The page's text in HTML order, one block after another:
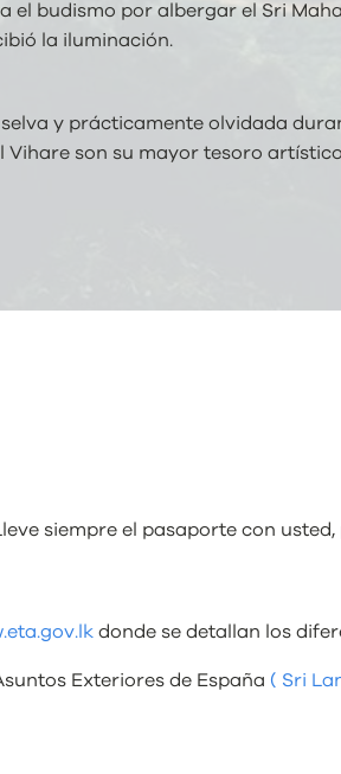
el budismo por albergar el Sri
la iluminación.
y prácticamente olvidada
son su mayor tesoro
siempre el pasaporte con usted,
donde se detallan los
Exteriores de España ( Sri